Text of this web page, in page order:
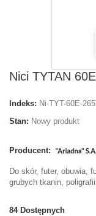
Nici TYTAN
Indeks: Ni-TYT-60E-
Stan: Nowy produkt
Producent:
Do skór, futer, obuwia,
grubych tkanin,
84 Dostępnych